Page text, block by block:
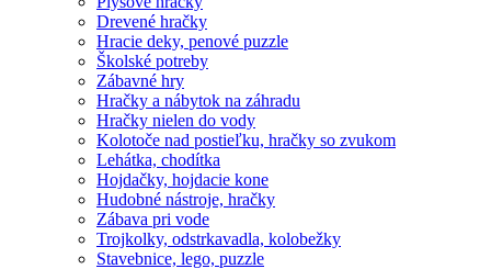
Drevené hračky
Hracie deky, penové puzzle
Školské potreby
Zábavné hry
Hračky a nábytok na záhradu
Hračky nielen do vody
Kolotoče nad postieľku, hračky so zvukom
Lehátka, chodítka
Hojdačky, hojdacie kone
Hudobné nástroje, hračky
Zábava pri vode
Trojkolky, odstrkavadla, kolobežky
Stavebnice, lego, puzzle